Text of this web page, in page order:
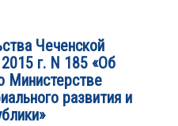
Чеченской
г. N 185 «Об
Министерстве
развития и